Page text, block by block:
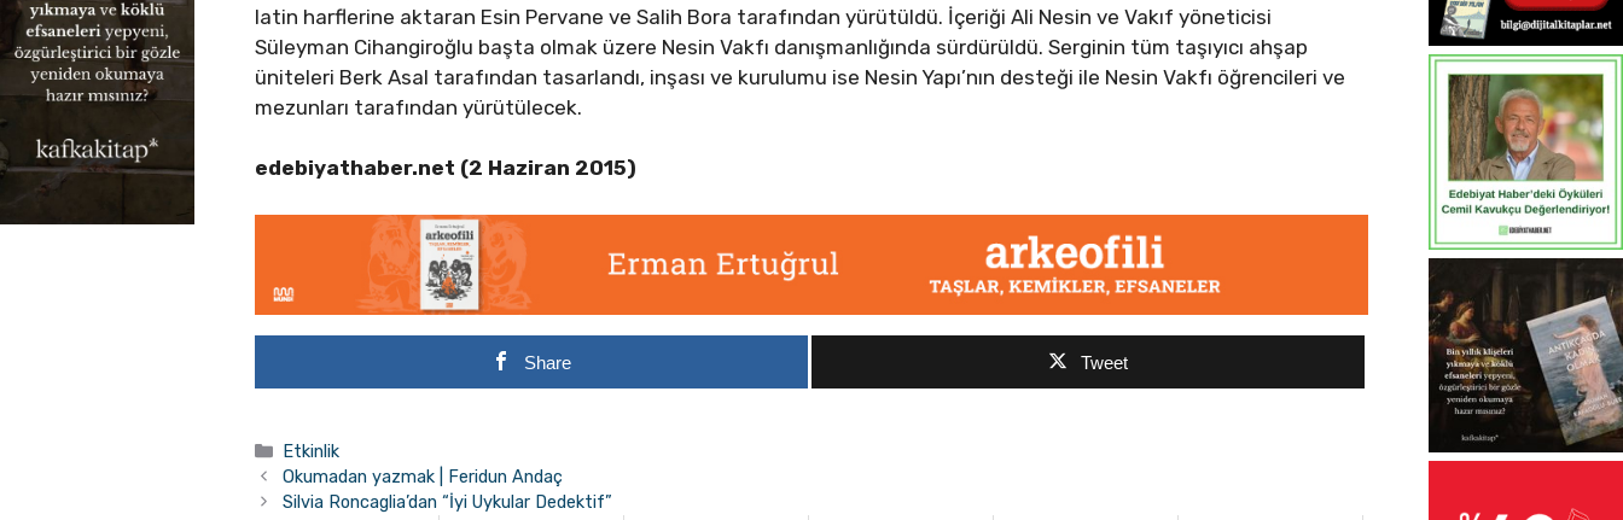
latin harflerine aktaran Esin Pervane ve Salih Bora tarafından yürütüldü. İçeriği Ali Nesin ve Vakıf yöneticisi
Süleyman Cihangiroğlu başta olmak üzere Nesin Vakfı danışmanlığında sürdürüldü. Serginin tüm taşıyıcı ahşap
üniteleri Berk Asal tarafından tasarlandı, inşası ve kurulumu ise Nesin Yapı’nın desteği ile Nesin Vakfı öğrencileri ve
mezunları tarafından yürütülecek.
edebiyathaber.net (2 Haziran 2015)
Share Tweet
Kategoriler
Etkinlik
Okumadan yazmak | Feridun Andaç
Silvia Roncaglia’dan “İyi Uykular Dedektif”